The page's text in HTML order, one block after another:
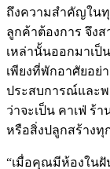
ถึงความสำคัญใน
ลูกค้าต้องการ จึง
เหล่านั้นออกมาเป็
เพียงที่พักอาศัยอย่
ประสบการณ์และ
ว่าจะเป็น คาเฟ่ ร้
หรือสิ่งปลูกสร้างทุ
“เมื่อคุณมีห้องในฝั